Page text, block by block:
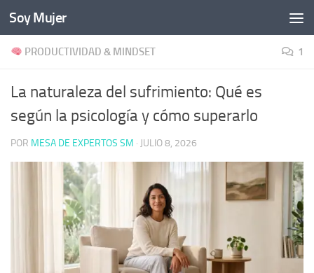
Bajo el contenido
Soy Mujer
PRODUCTIVIDAD & MINDSET 1
La naturaleza del sufrimiento: Qué es
según la psicología y cómo superarlo
POR MESA DE EXPERTOS SM · JULIO 8, 2026